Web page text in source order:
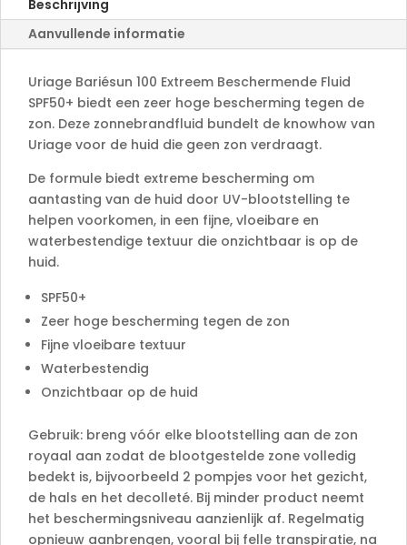
t
Beschrijving
Aanvullende informatie
Uriage Bariésun 100 Extreem Beschermende Fluid
SPF50+ biedt een zeer hoge bescherming tegen de
zon. Deze zonnebrandfluid bundelt de knowhow van
Uriage voor de huid die geen zon verdraagt.
De formule biedt extreme bescherming om
aantasting van de huid door UV-blootstelling te
helpen voorkomen, in een fijne, vloeibare en
waterbestendige textuur die onzichtbaar is op de
huid.
SPF50+
Zeer hoge bescherming tegen de zon
Fijne vloeibare textuur
Waterbestendig
Onzichtbaar op de huid
Gebruik: breng vóór elke blootstelling aan de zon
royaal aan zodat de blootgestelde zone volledig
bedekt is, bijvoorbeeld 2 pompjes voor het gezicht,
de hals en het decolleté. Bij minder product neemt
het beschermingsniveau aanzienlijk af. Regelmatig
opnieuw aanbrengen, vooral bij felle transpiratie, na